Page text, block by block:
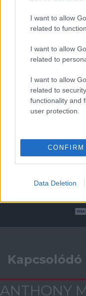
I want to allow
related to
I want to allow
related to
I want to allow
related to
functionality and
user protection.
CONFIRM
Data Deletion
2026-08-08 17:00
Leeds Unitedvs
AC MilanvsManchester
ELŐZŐ
Támogatás
a
ANTHONY